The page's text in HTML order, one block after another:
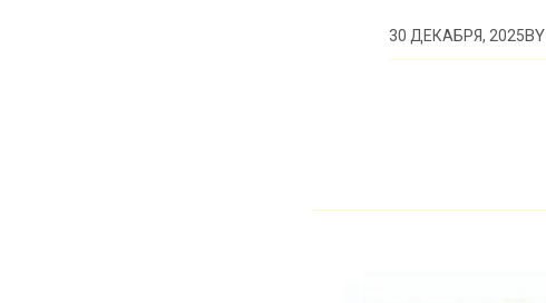
30 ДЕКАБРЯ, 2025BY